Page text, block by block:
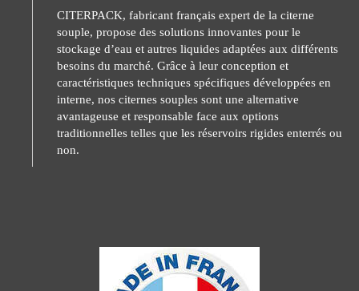
CITERPACK, fabricant français expert de la citerne
souple, propose des solutions innovantes pour le
stockage d’eau et autres liquides adaptées aux différents
besoins du marché. Grâce à leur conception et
caractéristiques techniques spécifiques développées en
interne, nos citernes souples sont une alternative
avantageuse et responsable face aux options
traditionnelles telles que les réservoirs rigides enterrés ou
non.